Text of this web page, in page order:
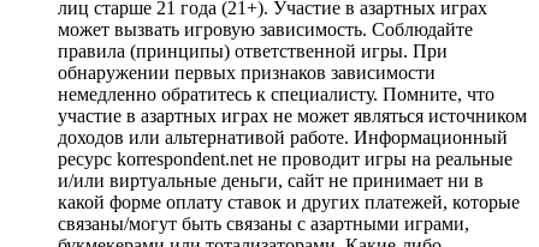
лиц старше 21 года (21+). Участие в азартных играх
может вызвать игровую зависимость. Соблюдайте
правила (принципы) ответственной игры. При
обнаружении первых признаков зависимости
немедленно обратитесь к специалисту. Помните, что
участие в азартных играх не может являться источником
доходов или альтернативой работе. Информационный
ресурс korrespondent.net не проводит игры на реальные
и/или виртуальные деньги, сайт не принимает ни в
какой форме оплату ставок и других платежей, которые
связаны/могут быть связаны с азартными играми,